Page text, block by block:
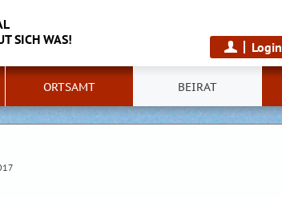
SICH WAS!
Login
ORTSAMT BEIRAT